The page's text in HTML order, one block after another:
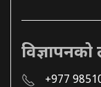
विज्ञापनको
+977